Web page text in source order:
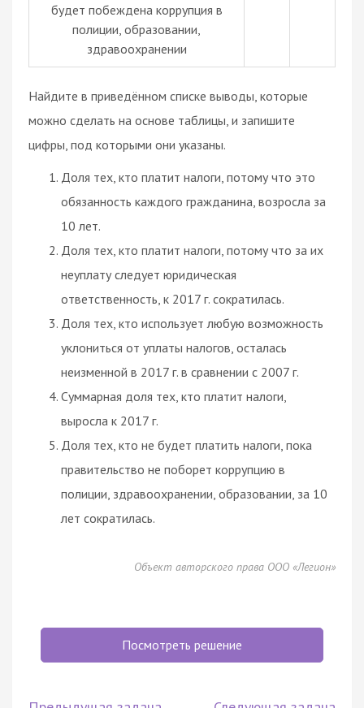
будет побеждена коррупция в
полиции, образовании,
здравоохранении
Найдите в приведённом списке выводы, которые
можно сделать на основе таблицы, и запишите
цифры, под которыми они указаны.
Доля тех, кто платит налоги, потому что это
обязанность каждого гражданина, возросла за
10 лет.
Доля тех, кто платит налоги, потому что за их
неуплату следует юридическая
ответственность, к 2017 г. сократилась.
Доля тех, кто использует любую возможность
уклониться от уплаты налогов, осталась
неизменной в 2017 г. в сравнении с 2007 г.
Суммарная доля тех, кто платит налоги,
выросла к 2017 г.
Доля тех, кто не будет платить налоги, пока
правительство не поборет коррупцию в
полиции, здравоохранении, образовании, за 10
лет сократилась.
Объект авторского права ООО «Легион»
Посмотреть решение